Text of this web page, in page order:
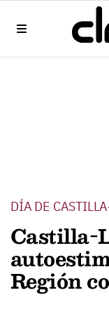
DÍA DE
Castilla-
Región